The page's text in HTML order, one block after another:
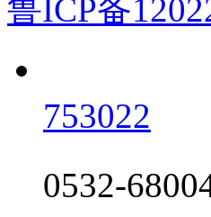
鲁ICP备
753022
0532-